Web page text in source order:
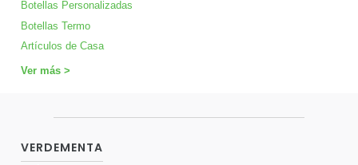
Botellas Personalizadas
Botellas Termo
Artículos de Casa
Ver más >
VERDEMENTA